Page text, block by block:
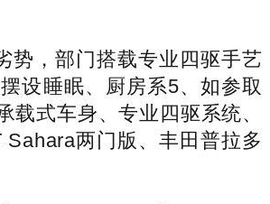
，部门搭载专业四驱手艺
设睡眠、厨房系5、如参取
式车身、专业四驱系统、
两门版、丰田普拉多